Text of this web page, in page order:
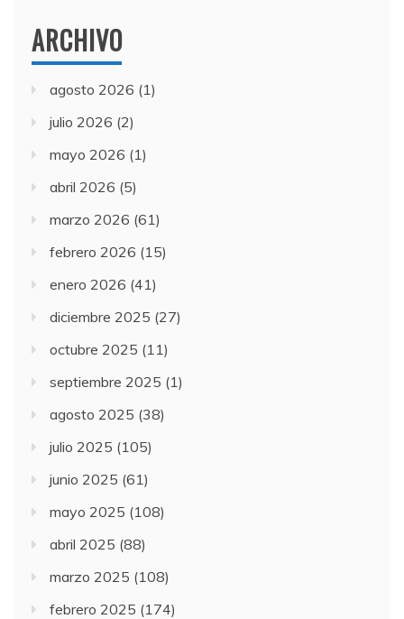
ARCHIVO
agosto 2026 (1)
julio 2026 (2)
mayo 2026 (1)
abril 2026 (5)
marzo 2026 (61)
febrero 2026 (15)
enero 2026 (41)
diciembre 2025 (27)
octubre 2025 (11)
septiembre 2025 (1)
agosto 2025 (38)
julio 2025 (105)
junio 2025 (61)
mayo 2025 (108)
abril 2025 (88)
marzo 2025 (108)
febrero 2025 (174)